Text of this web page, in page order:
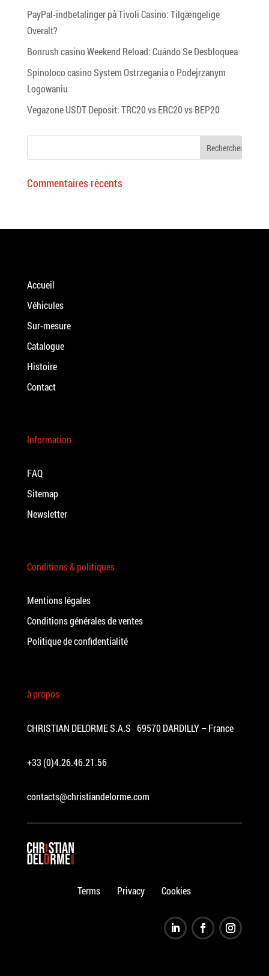
PayPal-indbetalinger på Tivoli Casino: Tilgængelige
Overalt?
Bonrush casino Weekend Reload: Cuándo Se Desbloquea
Spinoloco casino System Ostrzegania o Podejrzanym
Logowaniu
Vegazone USDT Deposit: TRC20 vs ERC20 vs BEP20
Commentaires récents
Accueil
Véhicules
Sur-mesure
Catalogue
Histoire
Contact
Information
FAQ
Sitemap
Newsletter
Conditions & politiques
Mentions légales
Conditions générales de ventes
Politique de confidentialité
à propos
CHRISTIAN DELORME S.A.S 69570 DARDILLY – France
+33 (0)4.26.46.21.56
contacts@christiandelorme.com
Terms Privacy Cookies